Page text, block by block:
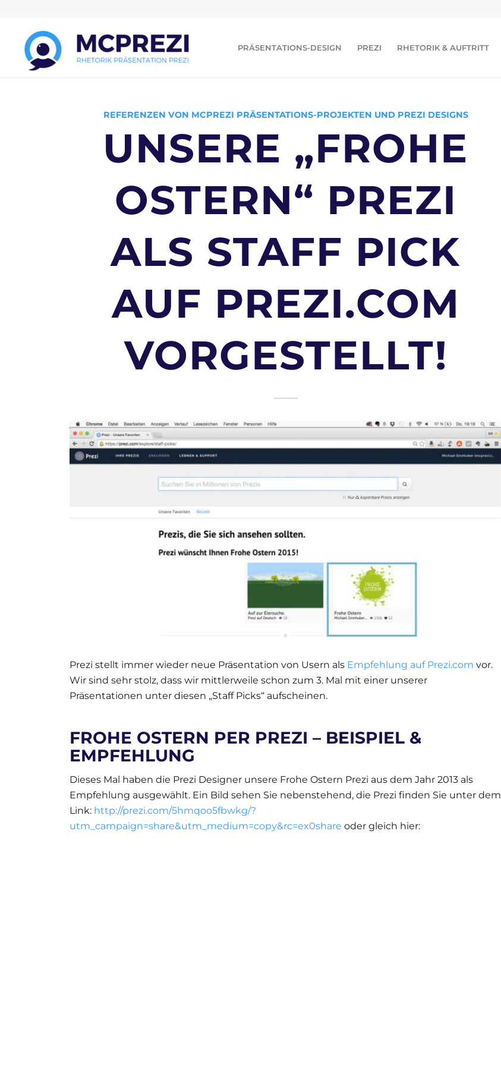
PRÄSENTATIONS-DESIGN PREZI RHETORIK & AUFTRITT
REFERENZEN VON MCPREZI PRÄSENTATIONS-PROJEKTEN UND PREZI DESIGNS
UNSERE „FROHE
OSTERN“ PREZI
ALS STAFF PICK
AUF PREZI.COM
VORGESTELLT!
Prezi stellt immer wieder neue Präsentation von Usern als Empfehlung auf Prezi.com vor.
Wir sind sehr stolz, dass wir mittlerweile schon zum 3. Mal mit einer unserer
Präsentationen unter diesen „Staff Picks“ aufscheinen.
FROHE OSTERN PER PREZI – BEISPIEL &
EMPFEHLUNG
Dieses Mal haben die Prezi Designer unsere Frohe Ostern Prezi aus dem Jahr 2013 als
Empfehlung ausgewählt. Ein Bild sehen Sie nebenstehend, die Prezi finden Sie unter dem
Link: http://prezi.com/5hmqoo5fbwkg/?
utm_campaign=share&utm_medium=copy&rc=ex0share oder gleich hier: